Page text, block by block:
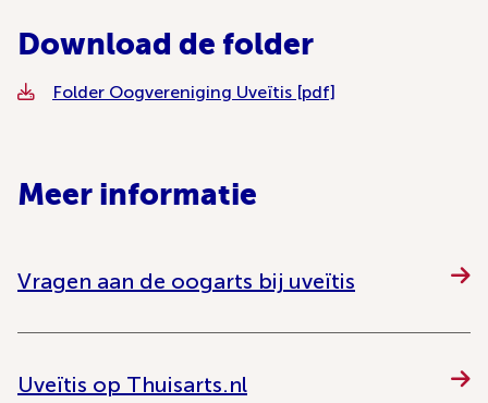
Download de folder
Folder Oogvereniging Uveïtis [pdf]
Meer informatie
Vragen aan de oogarts bij uveïtis
Uveïtis op Thuisarts.nl